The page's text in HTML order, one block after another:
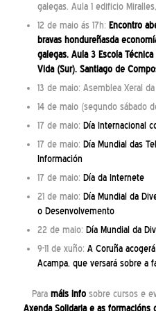
galegas. Aula 1 edificio
12 de maio ás 17h: Encontro
bravas hondureñasda
galegas. Aula 3 Escola
Vida (Sur). Santiago de
13 de maio: Asemblea Xeral
14 de maio (segundo sábado
17 de maio: Día Internacional
17 de maio: Día Mundial das
Información
17 de maio: Día da Internete
21 de maio: Día Mundial da
o Desenvolvemento
22 de maio: Día Mundial da
9-11 de xuño: A Coruña
Acampa, que versará sobre a
Para máis infosobre cursos e
Axenda Solidariae as formacións